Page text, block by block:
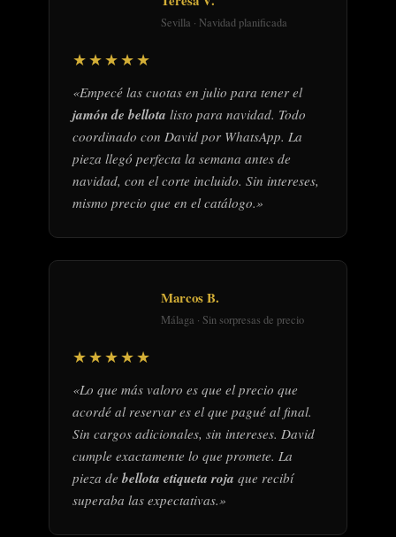
Sevilla · Navidad planificada
★★★★★
«Empecé las cuotas en julio para tener el
jamón de bellota listo para navidad. Todo
coordinado con David por WhatsApp. La
pieza llegó perfecta la semana antes de
navidad, con el corte incluido. Sin intereses,
mismo precio que en el catálogo.»
Marcos B.
Málaga · Sin sorpresas de precio
★★★★★
«Lo que más valoro es que el precio que
acordé al reservar es el que pagué al final.
Sin cargos adicionales, sin intereses. David
cumple exactamente lo que promete. La
pieza de bellota etiqueta roja que recibí
superaba las expectativas.»